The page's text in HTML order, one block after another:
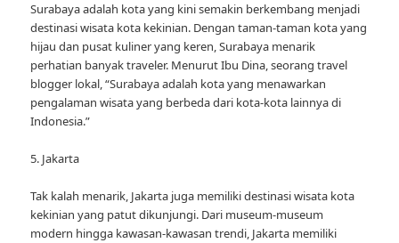
Surabaya adalah kota yang kini semakin berkembang menjadi
destinasi wisata kota kekinian. Dengan taman-taman kota yang
hijau dan pusat kuliner yang keren, Surabaya menarik
perhatian banyak traveler. Menurut Ibu Dina, seorang travel
blogger lokal, “Surabaya adalah kota yang menawarkan
pengalaman wisata yang berbeda dari kota-kota lainnya di
Indonesia.”
5. Jakarta
Tak kalah menarik, Jakarta juga memiliki destinasi wisata kota
kekinian yang patut dikunjungi. Dari museum-museum
modern hingga kawasan-kawasan trendi, Jakarta memiliki